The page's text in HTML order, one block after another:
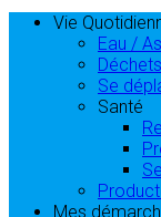
Vie
Eau /
Déchets
Se
Santé
Mes